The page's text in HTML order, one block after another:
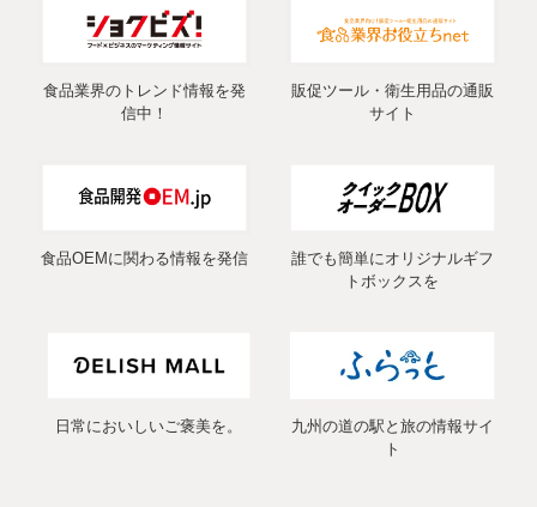
食品業界のトレンド情報を発
信中！
販促ツール・衛生用品の通販
サイト
食品OEMに関わる情報を発信
誰でも簡単にオリジナルギフ
トボックスを
日常においしいご褒美を。
九州の道の駅と旅の情報サイ
ト